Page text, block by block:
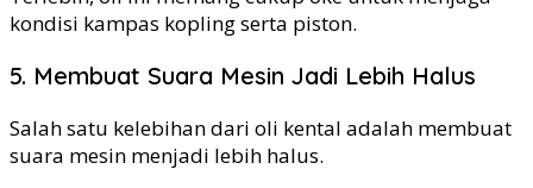
kondisi kampas kopling serta piston.
5. Membuat Suara Mesin Jadi Lebih Halus
Salah satu kelebihan dari oli kental adalah membuat
suara mesin menjadi lebih halus.